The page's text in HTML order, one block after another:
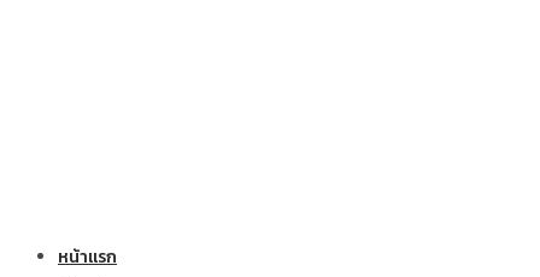
หน้าแรก